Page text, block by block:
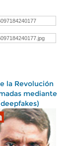
la Revolución
mediante